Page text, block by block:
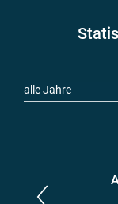
alle Jahre